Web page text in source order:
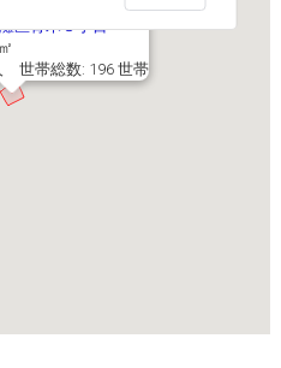
区青木３丁目
世帯総数: 196 世帯